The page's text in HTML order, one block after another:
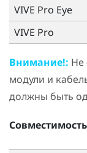
VIVE Pro Eye
VIVE Pro
Внимание!: Не
модули и
должны быть